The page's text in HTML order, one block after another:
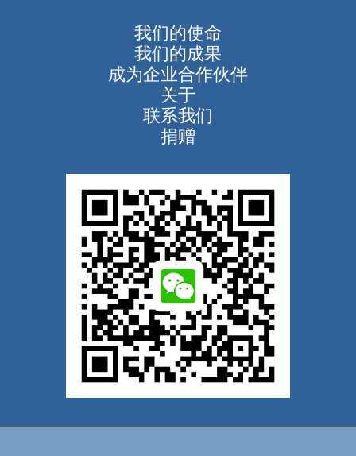
我们的使命
我们的成果
成为企业合作伙伴
关于
联系我们
捐赠